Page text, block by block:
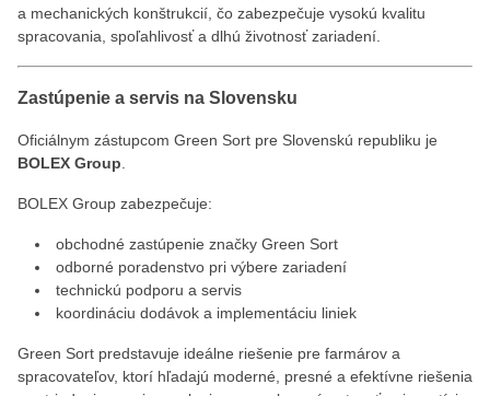
a mechanických konštrukcií, čo zabezpečuje vysokú kvalitu
spracovania, spoľahlivosť a dlhú životnosť zariadení.
Zastúpenie a servis na Slovensku
Oficiálnym zástupcom Green Sort pre Slovenskú republiku je
BOLEX Group
BOLEX Group zabezpečuje:
obchodné zastúpenie značky Green Sort
odborné poradenstvo pri výbere zariadení
technickú podporu a servis
koordináciu dodávok a implementáciu liniek
Green Sort predstavuje ideálne riešenie pre farmárov a
spracovateľov, ktorí hľadajú moderné, presné a efektívne riešenia